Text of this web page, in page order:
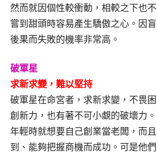
然而就因個性較衝動，相較之下也不
嘗到甜頭時容易產生驕傲之心。因
後果而失敗的機率非常高。
破軍星
求新求變，難以堅持
破軍星在命宮者，求新求變，不畏
創新力，也有著不可小覷的破壞力
年輕時就想要自己創業當老闆，而
到、能夠把握商機而成功。可是他